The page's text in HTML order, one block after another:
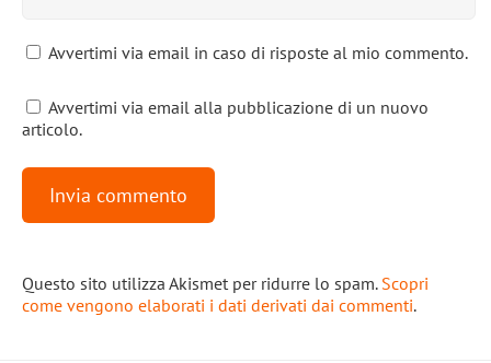
Avvertimi via email in caso di risposte al mio commento.
Avvertimi via email alla pubblicazione di un nuovo
articolo.
Questo sito utilizza Akismet per ridurre lo spam. Scopri
come vengono elaborati i dati derivati dai commenti.